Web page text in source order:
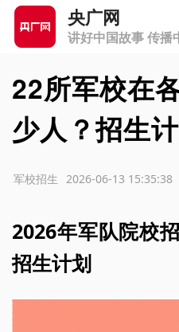
央广网
讲好中国故事 传播
22所军校在
少人？招生
2026-06-13 15:35:38
军校招生
2026年军队院校
招生计划